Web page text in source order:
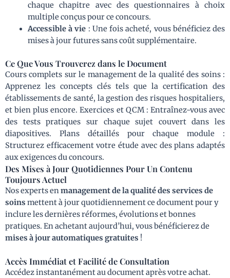
chaque chapitre avec des questionnaires à choix
multiple conçus pour ce concours.
Accessible à vie : Une fois acheté, vous bénéficiez des
mises à jour futures sans coût supplémentaire.
Ce Que Vous Trouverez dans le Document
Cours complets sur le management de la qualité des soins :
Apprenez les concepts clés tels que la certification des
établissements de santé, la gestion des risques hospitaliers,
et bien plus encore. Exercices et QCM : Entraînez-vous avec
des tests pratiques sur chaque sujet couvert dans les
diapositives. Plans détaillés pour chaque module :
Structurez efficacement votre étude avec des plans adaptés
aux exigences du concours.
Des Mises à Jour Quotidiennes Pour Un Contenu
Toujours Actuel
Nos experts enmanagement de la qualité des services de
soins mettent à jour quotidiennement ce document pour y
inclure les dernières réformes, évolutions et bonnes
pratiques. En achetant aujourd’hui, vous bénéficierez de
mises à jour automatiques gratuites !
Accès Immédiat et Facilité de Consultation
Accédez instantanément au document après votre achat.